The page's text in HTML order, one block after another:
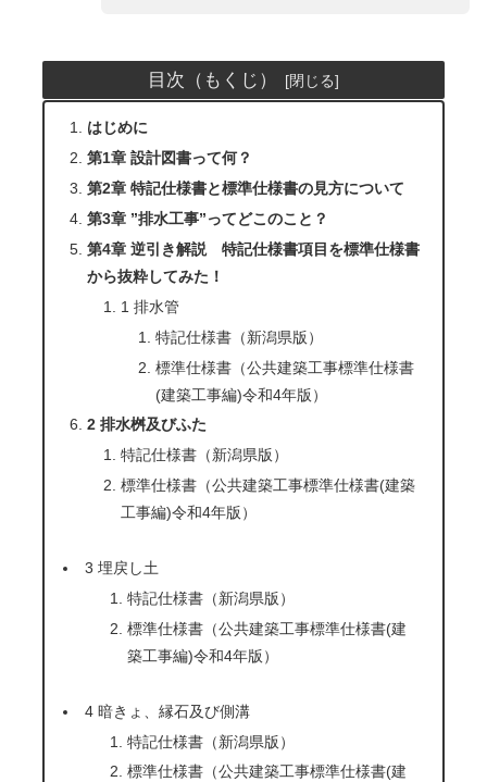
目次（もくじ）
はじめに
第1章 設計図書って何？
第2章 特記仕様書と標準仕様書の見方について
第3章 ”排水工事”ってどこのこと？
第4章 逆引き解説 特記仕様書項目を標準仕様書
から抜粋してみた！
1 排水管
特記仕様書（新潟県版）
標準仕様書（公共建築工事標準仕様書
(建築工事編)令和4年版）
2 排水桝及びふた
特記仕様書（新潟県版）
標準仕様書（公共建築工事標準仕様書(建築
工事編)令和4年版）
3 埋戻し土
特記仕様書（新潟県版）
標準仕様書（公共建築工事標準仕様書(建
築工事編)令和4年版）
4 暗きょ、縁石及び側溝
特記仕様書（新潟県版）
標準仕様書（公共建築工事標準仕様書(建